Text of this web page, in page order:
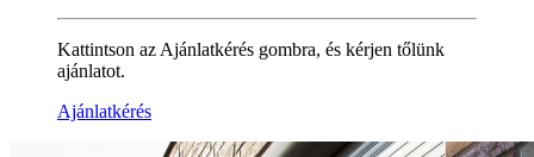
Kattintson az Ajánlatkérés gombra, és kérjen tőlünk
ajánlatot.
Ajánlatkérés